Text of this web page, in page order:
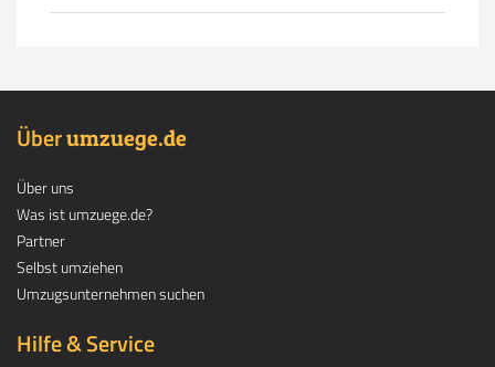
Überumzuege.de
Über uns
Was ist umzuege.de?
Partner
Selbst umziehen
Umzugsunternehmen suchen
Hilfe & Service